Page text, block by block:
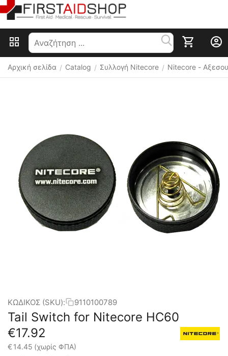
Αρχική σελίδα / Catalog / Συλλογή Nitecore / Nitecore -
ΚΩΔΙΚΟΣ (SKU): 9110100789
Tail Switch for Nitecore HC60
€17.92
€14.45 (χωρίς ΦΠΑ)